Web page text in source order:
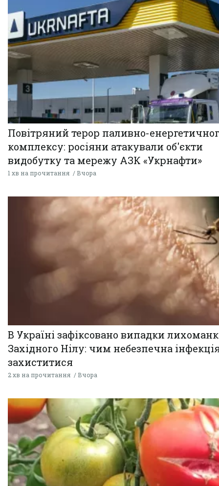
Повітряний терор паливно-
комплексу: росіяни атакували об'єкти
видобутку та мережу АЗК «Укрнафти»
1 хв на прочитання Вчора
В Україні зафіксовано випадки
Західного Нілу: чим небезпечна
захиститися
2 хв на прочитання Вчора